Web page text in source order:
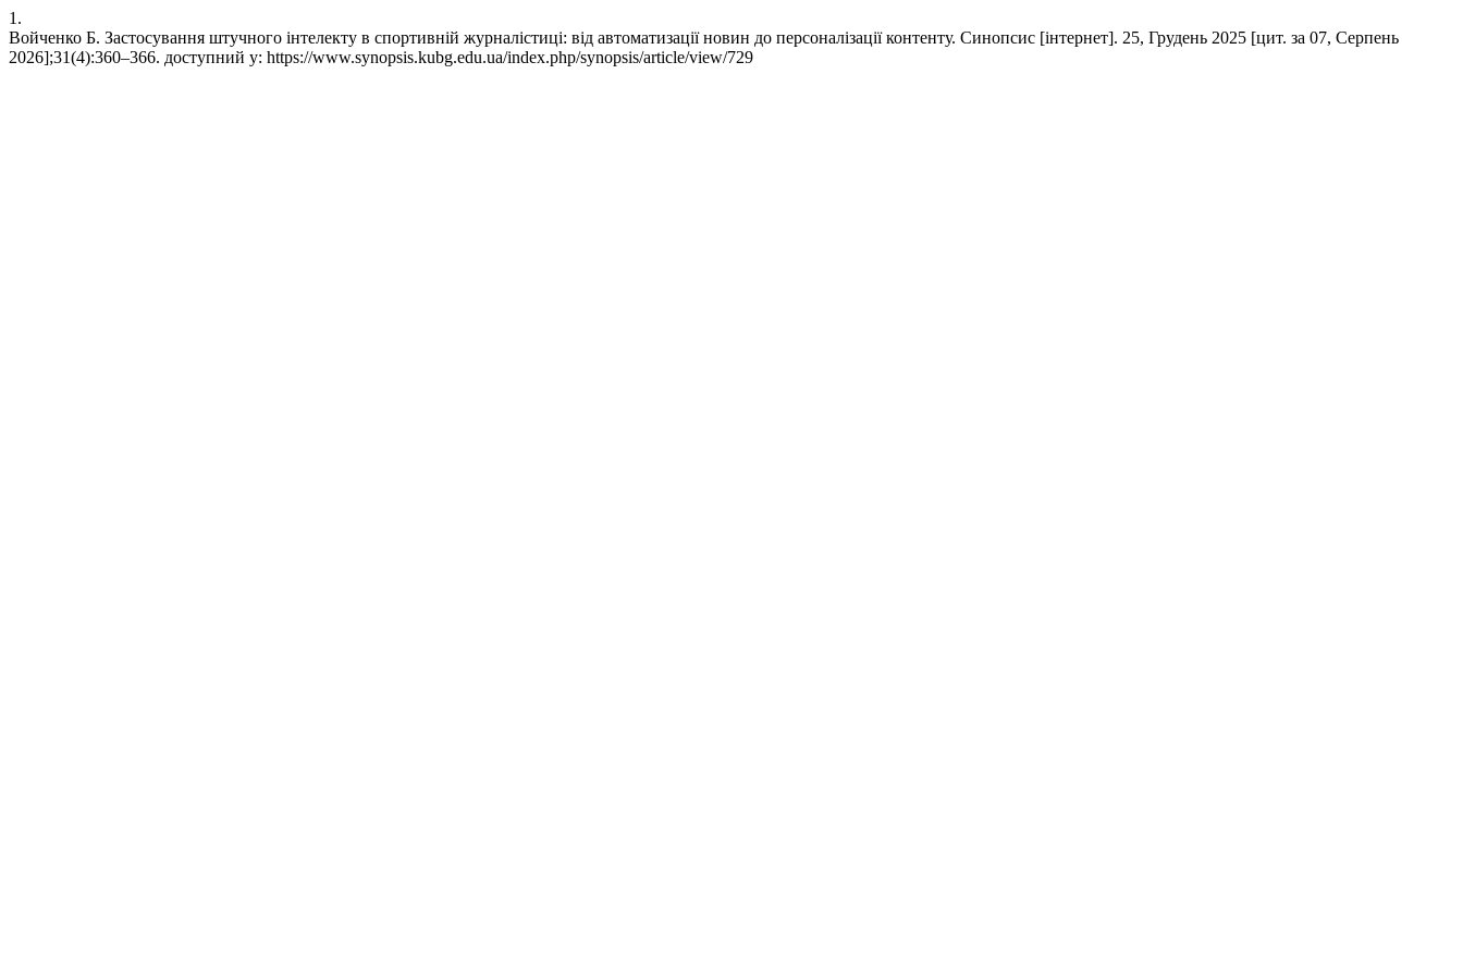
1.
Войченко Б. Застосування штучного інтелекту в спортивній журналістиці: від автоматизації новин до персоналізації контенту. Синопсис [інтернет]. 25, Грудень 2025 [цит. за 07, Серпень
2026];31(4):360–366. доступний у: https://www.synopsis.kubg.edu.ua/index.php/synopsis/article/view/729